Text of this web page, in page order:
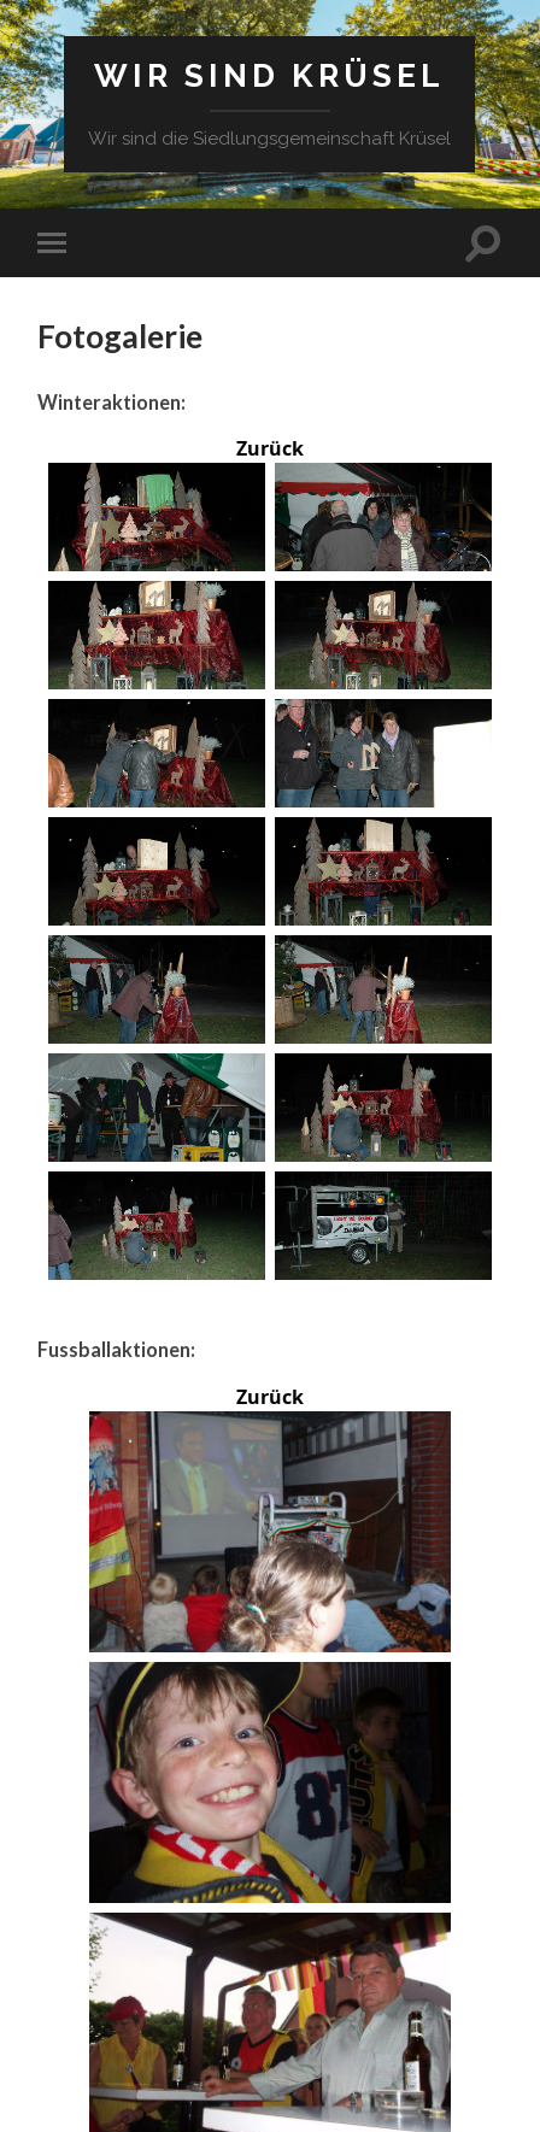
WIR SIND KRÜSEL
Wir sind die Siedlungsgemeinschaft Krüsel
Fotogalerie
Winteraktionen:
Zurück
Fussballaktionen:
Zurück